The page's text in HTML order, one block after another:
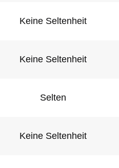
Keine Seltenheit
Keine Seltenheit
Selten
Keine Seltenheit